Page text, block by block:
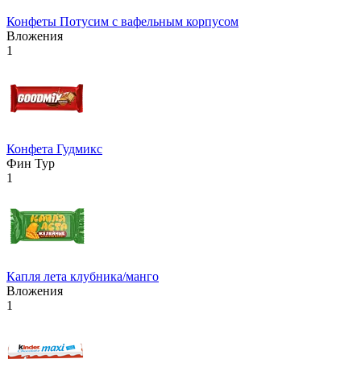
Конфеты Потусим с вафельным корпусом
Вложения
1
Конфета Гудмикс
Фин Тур
1
Капля лета клубника/манго
Вложения
1